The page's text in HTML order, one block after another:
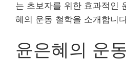
는 초보자를 위한 효과적인
혜의 운동 철학을 소개합니
윤은혜의 운